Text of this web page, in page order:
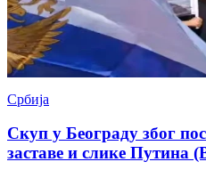
Србија
Скуп у Београду због
заставе и слике